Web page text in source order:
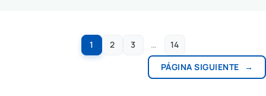
1 2 3 …
14
PÁGINA SIGUIENTE
→